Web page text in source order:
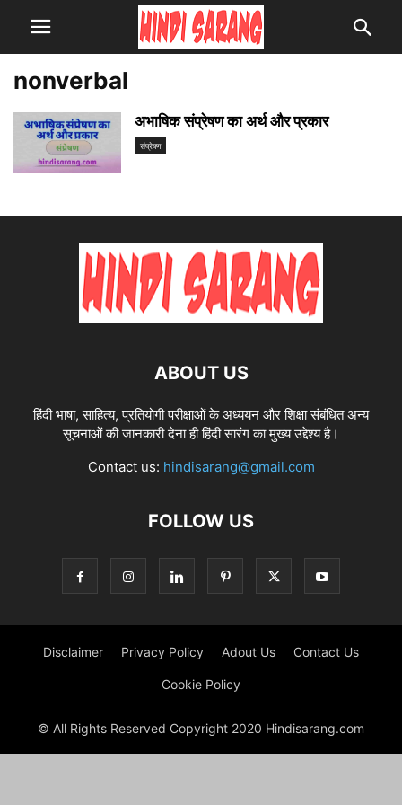
nonverbal
अभाषिक संप्रेषण का अर्थ और प्रकार
संप्रेषण
ABOUT US
हिंदी भाषा, साहित्य, प्रतियोगी परीक्षाओं के अध्ययन और शिक्षा संबंधित अन्य
सूचनाओं की जानकारी देना ही हिंदी सारंग का मुख्य उद्देश्य है।
Contact us: hindisarang@gmail.com
FOLLOW US
Disclaimer Privacy Policy Adout Us Contact Us
Cookie Policy
© All Rights Reserved Copyright 2020 Hindisarang.com